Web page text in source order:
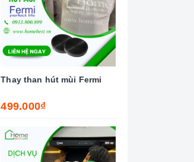
Thay than hút mùi Fermi
499.000₫